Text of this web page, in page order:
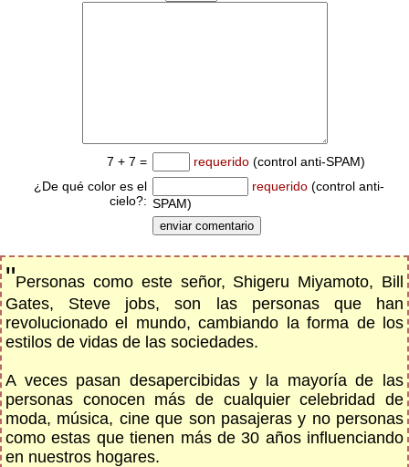
7 + 7 = requerido (control anti-SPAM)
¿De qué color es el
cielo?:
requerido (control anti-
SPAM)
"Personas como este señor, Shigeru Miyamoto, Bill
Gates, Steve jobs, son las personas que han
revolucionado el mundo, cambiando la forma de los
estilos de vidas de las sociedades.
A veces pasan desapercibidas y la mayoría de las
personas conocen más de cualquier celebridad de
moda, música, cine que son pasajeras y no personas
como estas que tienen más de 30 años influenciando
en nuestros hogares.